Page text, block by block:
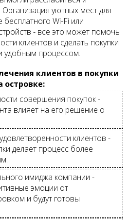
Организация уютных мест для
Wi-Fi или
- все это может помочь
клиентов и сделать покупки
удобным процессом.
клиентов в покупки
островке:
совершения покупок -
влияет на его решение о
клиентов -
делает процесс более
имиджа компании -
эмоции от
и будут готовы